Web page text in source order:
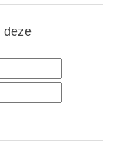
deze